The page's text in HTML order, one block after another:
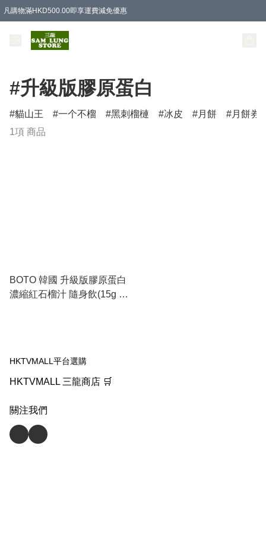
凡購物滿HKD500.00即享運費減免優惠
#升級版膠原蛋白
貓山王 一个不榴 黑刺榴槤 冰皮 月餅
月餅券
1項 商品
BOTO 韓國 升級版膠原蛋白
濃縮紅石榴汁 隨身飲(15g x
HKTVMALL平台選購
HKTVMALL 三龍商店 🛒
關注我們